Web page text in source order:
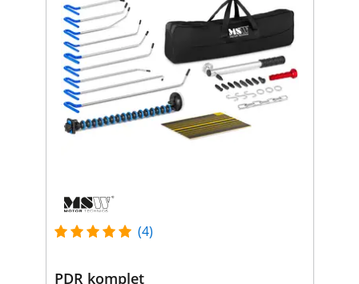
(4)
PDR komplet